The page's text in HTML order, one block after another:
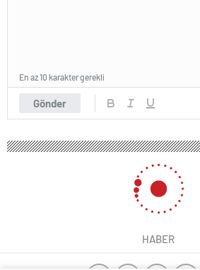
Gönder
En az 10 karakter gerekli
HABER